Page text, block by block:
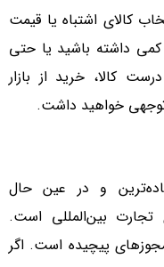
کالای اشتباه یا قیمت
داشته باشید یا حتی
کالا، خرید از بازار
خواهید داشت.
و در عین حال
تجارت بین‌المللی است.
پیچیده است. اگر